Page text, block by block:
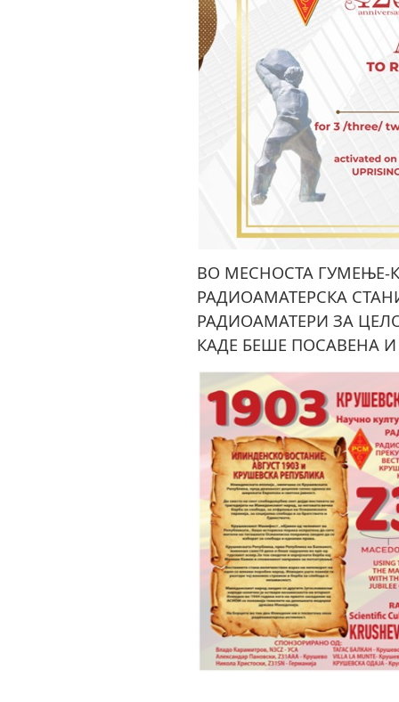
ВО МЕСНОСТА ГУМЕЊЕ-
РАДИОАМАТЕРСКА
РАДИОАМАТЕРИ ЗА
КАДЕ БЕШЕ ПОСАВЕНА